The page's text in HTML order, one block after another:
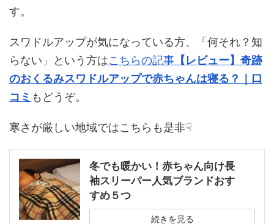
す。
スワドルアップが気になっている方、「何それ？知
らない」という方はこちらの記事 【レビュー】奇跡
のおくるみスワドルアップで赤ちゃんは寝る？｜口
コミ もどうぞ。
寒さが厳しい地域ではこちらも是非☟
冬でも暖かい！赤ちゃん向け長
袖スリーパー人気ブランドおす
すめ５つ
続きを見る